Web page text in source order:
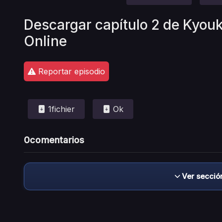
Descargar capítulo 2 de
Online
Reportar episodio
1fichier Ok
0comentarios
Ver